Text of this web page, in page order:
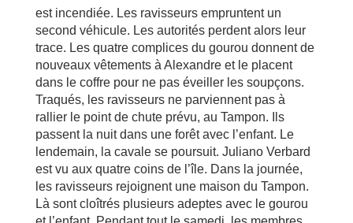
est incendiée. Les ravisseurs empruntent un
second véhicule. Les autorités perdent alors leur
trace. Les quatre complices du gourou donnent de
nouveaux vêtements à Alexandre et le placent
dans le coffre pour ne pas éveiller les soupçons.
Traqués, les ravisseurs ne parviennent pas à
rallier le point de chute prévu, au Tampon. Ils
passent la nuit dans une forêt avec l’enfant. Le
lendemain, la cavale se poursuit. Juliano Verbard
est vu aux quatre coins de l’île. Dans la journée,
les ravisseurs rejoignent une maison du Tampon.
Là sont cloîtrés plusieurs adeptes avec le gourou